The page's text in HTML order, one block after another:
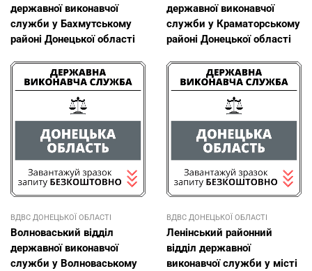
державної виконавчої
служби у Бахмутському
районі Донецької області
державної виконавчої
служби у Краматорському
районі Донецької області
ВДВС ДОНЕЦЬКОЇ ОБЛАСТI
Волноваський відділ
державної виконавчої
служби у Волноваському
ВДВС ДОНЕЦЬКОЇ ОБЛАСТI
Ленінський районний
відділ державної
виконавчої служби у місті